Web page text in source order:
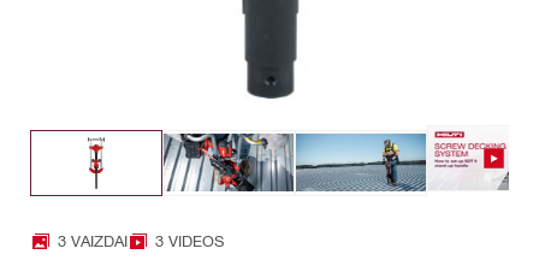
3 VAIZDAI 3 VIDEOS